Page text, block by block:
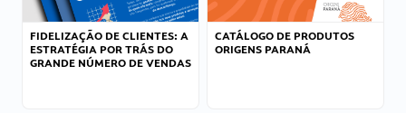
FIDELIZAÇÃO DE CLIENTES: A
ESTRATÉGIA POR TRÁS DO
GRANDE NÚMERO DE VENDAS
CATÁLOGO DE PRODUTOS
ORIGENS PARANÁ